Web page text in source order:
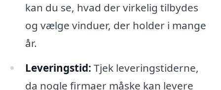
kan du se, hvad der virkelig tilbydes
og vælge vinduer, der holder i mange
år.
Leveringstid: Tjek leveringstiderne,
da nogle firmaer måske kan levere